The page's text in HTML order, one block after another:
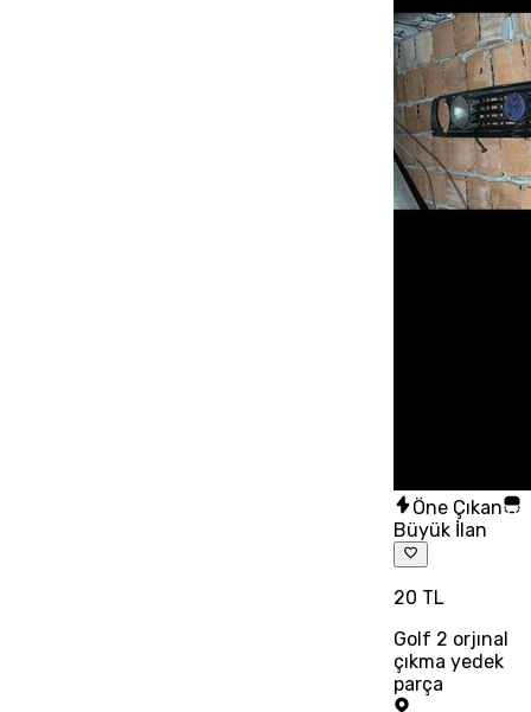
Öne Çıkan
Büyük İlan
20 TL
Golf 2 orjınal
çıkma yedek
parça